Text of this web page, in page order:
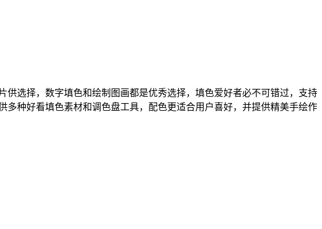
供选择，数字填色和绘制图画都是优秀选择，填色爱好者必不可错过，支持
种好看填色素材和调色盘工具，配色更适合用户喜好，并提供精美手绘作